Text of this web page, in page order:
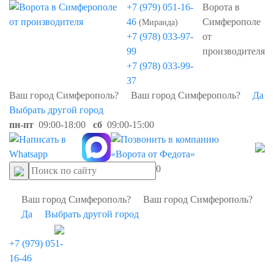
+7 (979) 051-16-
46 (Миранда)
+7 (978) 033-97-
99
+7 (978) 033-99-
37
Ворота в
Симферополе
от
производителя
Ваш город Симферополь? Ваш город Симферополь?
Да
Выбрать другой город
пн-пт 09:00-18:00 сб 09:00-15:00
0
Ваш город Симферополь?
Ваш город Симферополь?
Да
Выбрать другой город
+7 (979) 051-
16-46